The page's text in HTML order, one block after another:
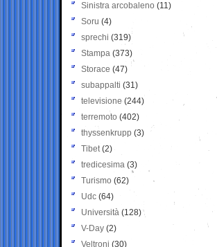
Sinistra arcobaleno (11)
Soru (4)
sprechi (319)
Stampa (373)
Storace (47)
subappalti (31)
televisione(244)
terremoto (402)
thyssenkrupp (3)
Tibet(2)
tredicesima (3)
Turismo (62)
Udc (64)
Università (128)
V-Day (2)
Veltroni (30)